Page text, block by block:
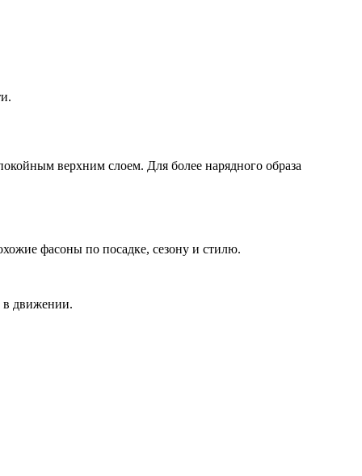
верхним слоем. Для более нарядного образа
фасоны по посадке, сезону и стилю.
в движении.